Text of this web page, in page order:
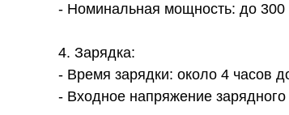
- Номинальная мощность: до 300
4. Зарядка:
- Время зарядки: около 4 часов
- Входное напряжение